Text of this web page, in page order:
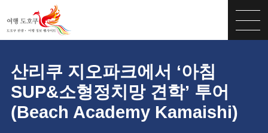
산리쿠 지오파크에서 ‘아침
SUP&소형정치망 견학’ 투어
(Beach Academy Kamaishi)